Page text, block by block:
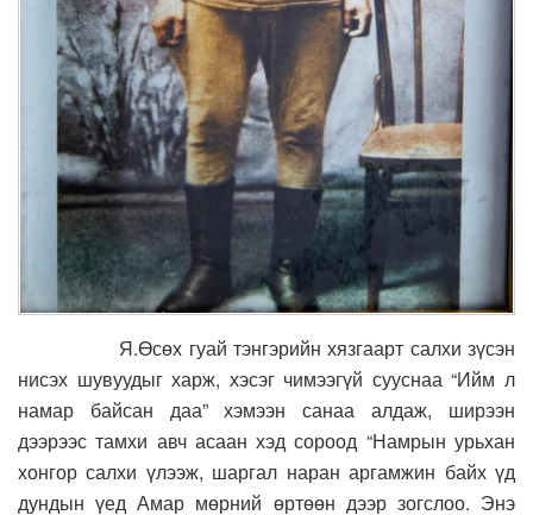
Я.Өсөх гуай тэнгэрийн хязгаарт салхи зүсэн
нисэх шувуудыг харж, хэсэг чимээгүй сууснаа “Ийм л
намар байсан даа” хэмээн санаа алдаж, ширээн
дээрээс тамхи авч асаан хэд сороод “Намрын урьхан
хонгор салхи үлээж, шаргал наран аргамжин байх үд
дундын үед Амар мөрний өртөөн дээр зогслоо. Энэ